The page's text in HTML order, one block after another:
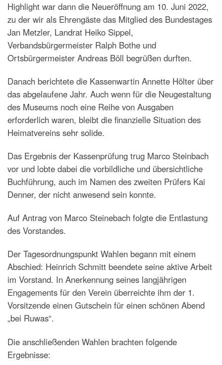
Highlight war dann die Neueröffnung am 10. Juni 2022,
zu der wir als Ehrengäste das Mitglied des Bundestages
Jan Metzler, Landrat Heiko Sippel,
Verbandsbürgermeister Ralph Bothe und
Ortsbürgermeister Andreas Böll begrüßen durften.
Danach berichtete die Kassenwartin Annette Hölter über
das abgelaufene Jahr. Auch wenn für die Neugestaltung
des Museums noch eine Reihe von Ausgaben
erforderlich waren, bleibt die finanzielle Situation des
Heimatvereins sehr solide.
Das Ergebnis der Kassenprüfung trug Marco Steinbach
vor und lobte dabei die vorbildliche und übersichtliche
Buchführung, auch im Namen des zweiten Prüfers Kai
Denner, der nicht anwesend sein konnte.
Auf Antrag von Marco Steinebach folgte die Entlastung
des Vorstandes.
Der Tagesordnungspunkt Wahlen begann mit einem
Abschied: Heinrich Schmitt beendete seine aktive Arbeit
im Vorstand. In Anerkennung seines langjährigen
Engagements für den Verein überreichte ihm der 1.
Vorsitzende einen Gutschein für einen schönen Abend
„bei Ruwas“.
Die anschließenden Wahlen brachten folgende
Ergebnisse: